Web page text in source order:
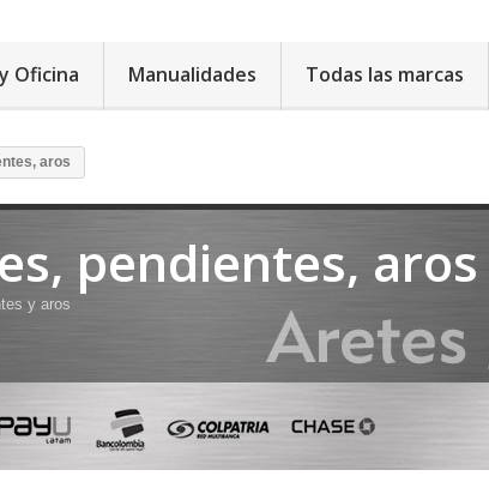
Oficina Manualidades Todas las marcas
aros
pendientes, aros
y aros